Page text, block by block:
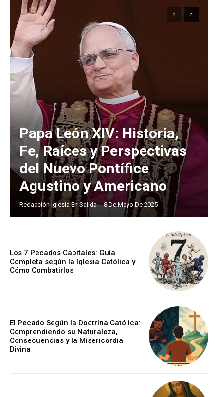
Papa León XIV: Historia,
Fe, Raíces y Perspectivas
del Nuevo Pontífice
Agustino y Americano
Redacción Iglesia En Salida - 8 De Mayo De 2025
Los 7 Pecados Capitales: Guía
Completa según la Iglesia Católica y
Cómo Combatirlos
El Pecado Según la Doctrina Católica:
Comprendiendo su Naturaleza,
Consecuencias y la Misericordia
Divina